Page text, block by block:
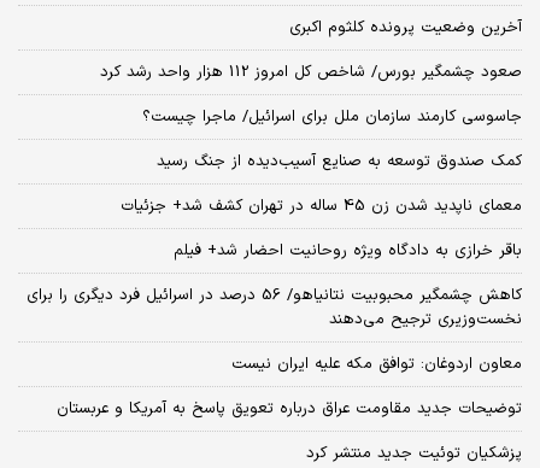
آخرین وضعیت پرونده کلثوم اکبری
صعود چشمگیر بورس/ شاخص کل امروز 112 هزار واحد رشد کرد
جاسوسی کارمند سازمان ملل برای اسرائیل/ ماجرا چیست؟
کمک صندوق توسعه به صنایع آسیب‌دیده از جنگ رسید
معمای ناپدید شدن زن 45 ساله در تهران کشف شد+ جزئیات
باقر خرازی به دادگاه ویژه روحانیت احضار شد+ فیلم
کاهش چشمگیر محبوبیت نتانیاهو/ 56 درصد در اسرائیل فرد دیگری را برای
نخست‌وزیری ترجیح می‌دهند
معاون اردوغان: توافق مکه علیه ایران نیست
توضیحات جدید مقاومت عراق درباره تعویق پاسخ به آمریکا و عربستان
پزشکیان توئیت جدید منتشر کرد